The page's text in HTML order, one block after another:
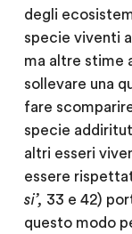
degli
specie viventi
ma altre stime
sollevare una
fare
specie
altri esseri
essere
si’, 33 e 42)
questo modo